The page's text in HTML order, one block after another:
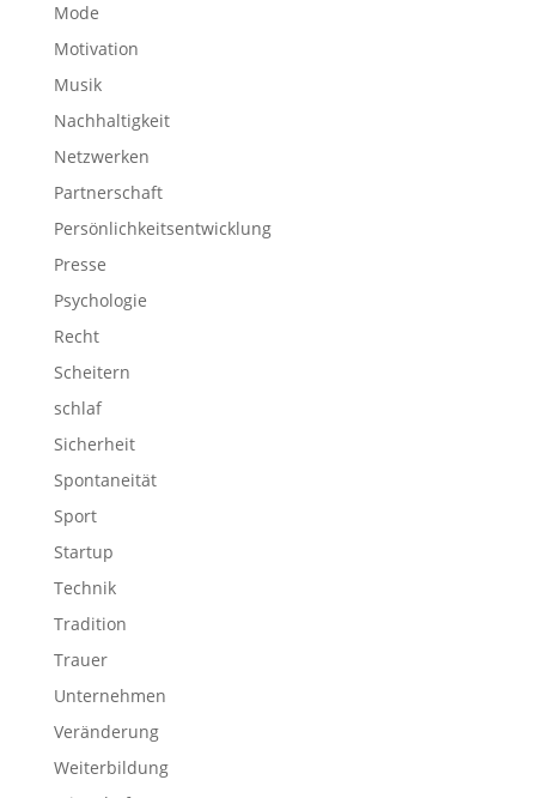
Mode
Motivation
Musik
Nachhaltigkeit
Netzwerken
Partnerschaft
Persönlichkeitsentwicklung
Presse
Psychologie
Recht
Scheitern
schlaf
Sicherheit
Spontaneität
Sport
Startup
Technik
Tradition
Trauer
Unternehmen
Veränderung
Weiterbildung